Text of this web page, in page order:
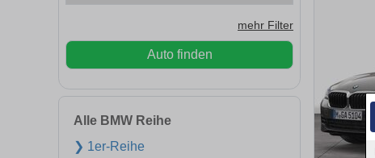
mehr Filter
Auto finden
Alle BMW Reihe
❯ 1er-Reihe